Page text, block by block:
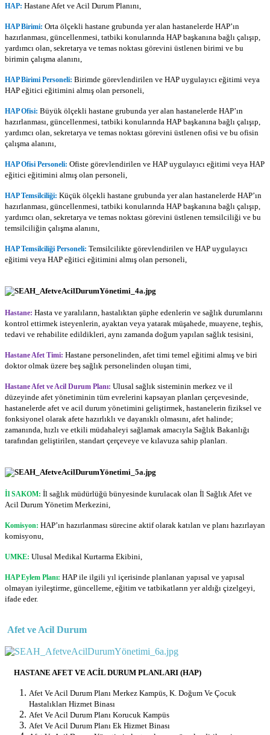
HAP: Hastane Afet ve Acil Durum Planını,
HAP Birimi: Orta ölçekli hastane grubunda yer alan hastanelerde HAP’ın
hazırlanması, güncellenmesi, tatbiki konularında HAP başkanına bağlı çalışıp,
yardımcı olan, sekretarya ve temas noktası görevini üstlenen birimi ve bu
birimin çalışma alanını,
HAP Birimi Personeli: Birimde görevlendirilen ve HAP uygulayıcı eğitimi veya
HAP eğitici eğitimini almış olan personeli,
HAP Ofisi: Büyük ölçekli hastane grubunda yer alan hastanelerde HAP’ın
hazırlanması, güncellenmesi, tatbiki konularında HAP başkanına bağlı çalışıp,
yardımcı olan, sekretarya ve temas noktası görevini üstlenen ofisi ve bu ofisin
çalışma alanını,
HAP Ofisi Personeli: Ofiste görevlendirilen ve HAP uygulayıcı eğitimi veya HAP
eğitici eğitimini almış olan personeli,
HAP Temsilciliği: Küçük ölçekli hastane grubunda yer alan hastanelerde HAP’ın
hazırlanması, güncellenmesi, tatbiki konularında HAP başkanına bağlı çalışıp,
yardımcı olan, sekretarya ve temas noktası görevini üstlenen temsilciliği ve bu
temsilciliğin çalışma alanını,
HAP Temsilciliği Personeli: Temsilcilikte görevlendirilen ve HAP uygulayıcı
eğitimi veya HAP eğitici eğitimini almış olan personeli,
Hastane: Hasta ve yaralıların, hastalıktan şüphe edenlerin ve sağlık durumlarını
kontrol ettirmek isteyenlerin, ayaktan veya yatarak müşahede, muayene, teşhis,
tedavi ve rehabilite edildikleri, aynı zamanda doğum yapılan sağlık tesisini,
Hastane Afet Timi: Hastane personelinden, afet timi temel eğitimi almış ve biri
doktor olmak üzere beş sağlık personelinden oluşan timi,
Hastane Afet ve Acil Durum Planı: Ulusal sağlık sisteminin merkez ve il
düzeyinde afet yönetiminin tüm evrelerini kapsayan planları çerçevesinde,
hastanelerde afet ve acil durum yönetimini geliştirmek, hastanelerin fiziksel ve
fonksiyonel olarak afete hazırlıklı ve dayanıklı olmasını, afet halinde;
zamanında, hızlı ve etkili müdahaleyi sağlamak amacıyla Sağlık Bakanlığı
tarafından geliştirilen, standart çerçeveye ve kılavuza sahip planları.
İl SAKOM: İl sağlık müdürlüğü bünyesinde kurulacak olan İl Sağlık Afet ve
Acil Durum Yönetim Merkezini,
Komisyon: HAP’ın hazırlanması sürecine aktif olarak katılan ve planı hazırlayan
komisyonu,
UMKE: Ulusal Medikal Kurtarma Ekibini,
HAP Eylem Planı: HAP ile ilgili yıl içerisinde planlanan yapısal ve yapısal
olmayan iyileştirme, güncelleme, eğitim ve tatbikatların yer aldığı çizelgeyi,
ifade eder.
Afet ve Acil Durum
HASTANE AFET VE ACİL DURUM PLANLARI (HAP)
Afet Ve Acil Durum Planı Merkez Kampüs, K. Doğum Ve Çocuk
Hastalıkları Hizmet Binası
Afet Ve Acil Durum Planı Korucuk Kampüs
Afet Ve Acil Durum Planı Ek Hizmet Binası